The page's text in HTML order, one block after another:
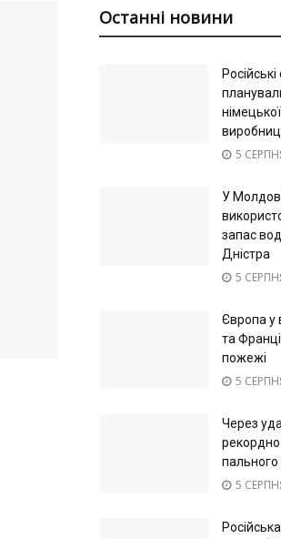
Останні новини
5
У
запас
Дністра
5
Європа у
та
пожежі
5
Через
рекордно
пального
5